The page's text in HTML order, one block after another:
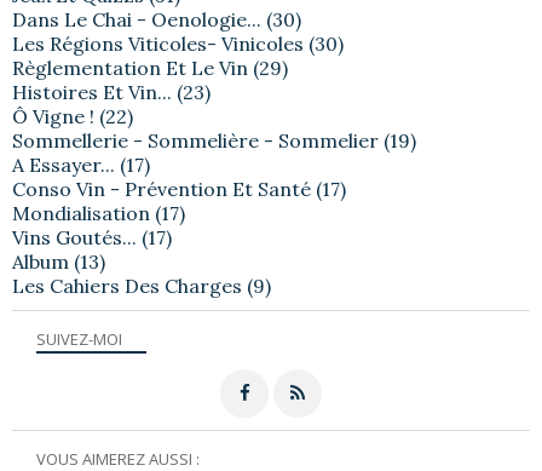
SUIVEZ-MOI
VOUS AIMEREZ AUSSI :
Dans Le Chai - Oenologie... (30)
Les Régions Viticoles- Vinicoles (30)
Règlementation Et Le Vin (29)
Histoires Et Vin... (23)
Ô Vigne ! (22)
Sommellerie - Sommelière - Sommelier (19)
A Essayer... (17)
Conso Vin - Prévention Et Santé (17)
Mondialisation (17)
Vins Goutés... (17)
Album (13)
Les Cahiers Des Charges (9)